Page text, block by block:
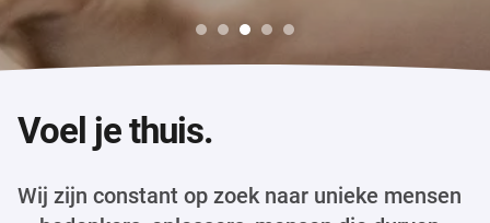
Voel je thuis.
Wij zijn constant op zoek naar unieke mensen